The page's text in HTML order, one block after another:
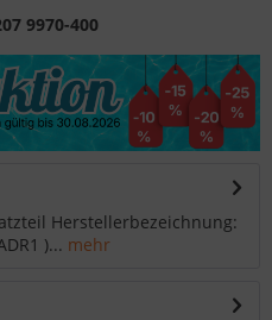
9970-400
Herstellerbezeichnung:
)... mehr